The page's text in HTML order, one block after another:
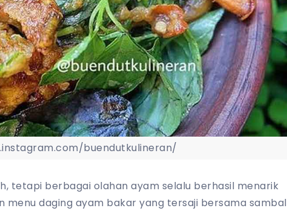
buendutkulineran/
tetapi berbagai olahan ayam selalu berhasil menarik
menu daging ayam bakar yang tersaji bersama sambal